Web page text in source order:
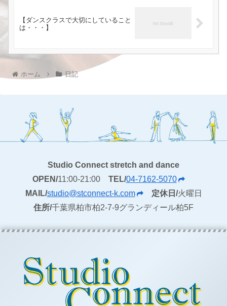
【ダンスクラスで大切にしていること
は・・・】
ホーム 日記
Studio Connect stretch and dance
OPEN/11:00-21:00 TEL/04-7162-5070
MAIL/studio@stconnect-k.com 定休日/火曜日
住所/千葉県柏市柏2-7-9グランディール柏5F